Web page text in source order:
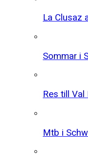
La Clusaz
Sommar i
Res till Val
Mtb i